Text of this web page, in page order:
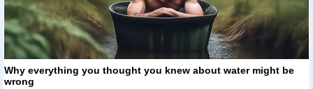
Why everything you thought you knew about water might be
wrong